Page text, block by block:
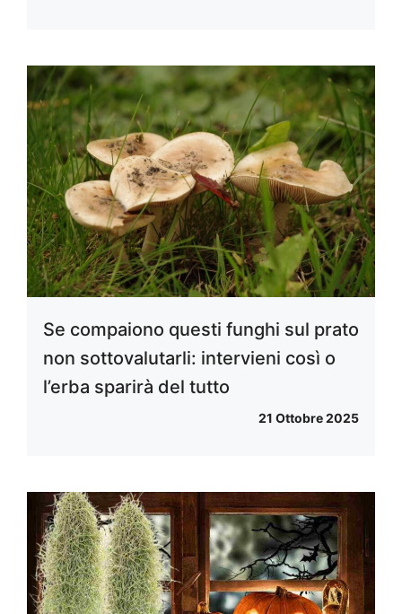
Se compaiono questi funghi sul prato
non sottovalutarli: intervieni così o
l’erba sparirà del tutto
21 Ottobre 2025